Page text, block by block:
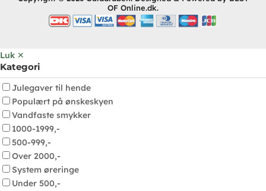
OF Online.dk.
Luk ✕
Kategori
Julegaver til hende
Populært på ønskeskyen
Vandfaste smykker
1000-1999,-
500-999,-
Over 2000,-
System øreringe
Under 500,-